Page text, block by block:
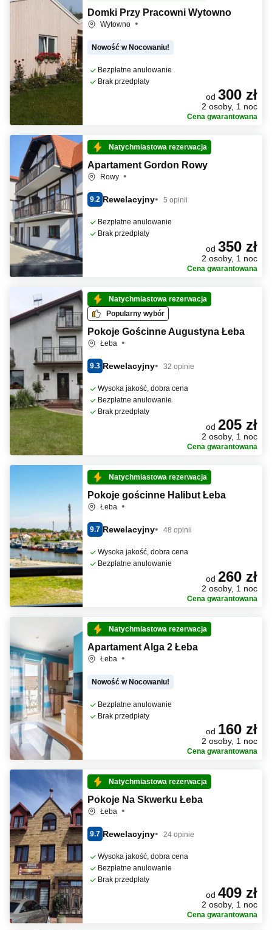
Domki Przy Pracowni Wytowno
Wytowno
Nowość w Nocowaniu!
Bezpłatne anulowanie
Brak przedpłaty
od 300 zł
2 osoby, 1 noc
Cena gwarantowana
Natychmiastowa rezerwacja
Apartament Gordon Rowy
Rowy
9.2 Rewelacyjny 5 opinii
Bezpłatne anulowanie
Brak przedpłaty
od 350 zł
2 osoby, 1 noc
Cena gwarantowana
Natychmiastowa rezerwacja
Popularny wybór
Pokoje Gościnne Augustyna Łeba
Łeba
9.3 Rewelacyjny 32 opinie
Wysoka jakość, dobra cena
Bezpłatne anulowanie
Brak przedpłaty
od 205 zł
2 osoby, 1 noc
Cena gwarantowana
Natychmiastowa rezerwacja
Pokoje gościnne Halibut Łeba
Łeba
9.7 Rewelacyjny 48 opinii
Wysoka jakość, dobra cena
Bezpłatne anulowanie
od 260 zł
2 osoby, 1 noc
Cena gwarantowana
Natychmiastowa rezerwacja
Apartament Alga 2 Łeba
Łeba
Nowość w Nocowaniu!
Bezpłatne anulowanie
Brak przedpłaty
od 160 zł
2 osoby, 1 noc
Cena gwarantowana
Natychmiastowa rezerwacja
Pokoje Na Skwerku Łeba
Łeba
9.7 Rewelacyjny 24 opinie
Wysoka jakość, dobra cena
Bezpłatne anulowanie
Brak przedpłaty
od 409 zł
2 osoby, 1 noc
Cena gwarantowana